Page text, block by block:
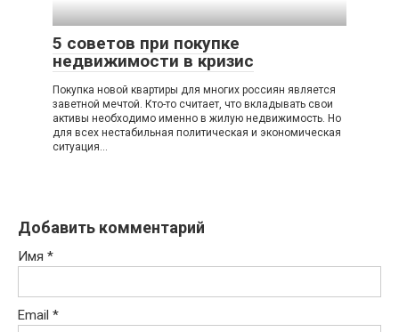
5 советов при покупке
недвижимости в кризис
Покупка новой квартиры для многих россиян является
заветной мечтой. Кто-то считает, что вкладывать свои
активы необходимо именно в жилую недвижимость. Но
для всех нестабильная политическая и экономическая
ситуация…
Добавить комментарий
Имя *
Email *